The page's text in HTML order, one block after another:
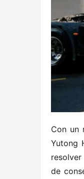
Con un
Yutong
de